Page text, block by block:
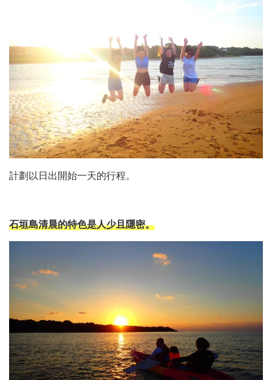
計劃以日出開始一天的行程。
石垣島清晨的特色是人少且隱密。